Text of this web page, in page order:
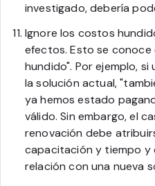
investigado, debería
Ignore los costos
efectos. Esto se
hundido". Por ejemplo,
la solución actual,
ya hemos estado
válido. Sin embargo, el
renovación debe
capacitación y tiempo
relación con una nueva